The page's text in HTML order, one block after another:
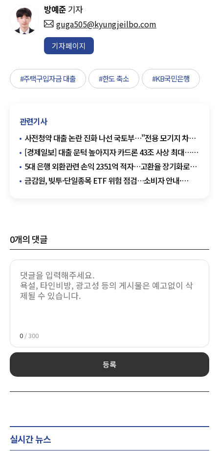
방예준 기자
guga505@kyungjeilbo.com
기자페이지
#주택구입자금 대출 #한도 축소 #KB국민은행
관련기사
사전청약 대출 논란 진화 나선 국토부…"전용 모기지 차질
없이 지원"
[경제일보] 대출 문턱 높아지자 카드론 43조 사상 최대…
풍선효과에 빗장 거는 금융권
5대 은행 외환관련 손익 2351억 적자…고환율 장기화로
부담 커질까
금감원, 빚투·단일종목 ETF 위험 점검…소비자 안내·
0개의 댓글
0 / 300
등록
실시간 뉴스